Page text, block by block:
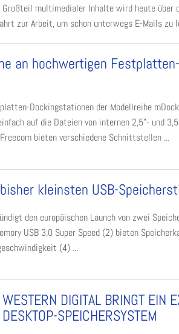
Großteil multimedialer Inhalte wird heute über
zur Arbeit, um schon unterwegs E-Mails zu
an hochwertigen Festplatten-
Dockingstationen der Modellreihe
auf die Dateien von internen 2,5”- und
bieten verschiedene Schnittstellen ...
kleinsten USB-
den europäischen Launch von zwei
USB 3.0 Super Speed (2) bieten
(4) ...
WESTERN DIGITAL BRINGT EIN
DESKTOP-SPEICHERSYSTEM